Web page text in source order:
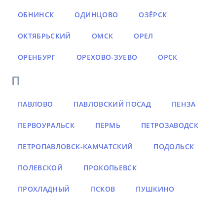
ОБНИНСК ОДИНЦОВО ОЗЁРСК
ОКТЯБРЬСКИЙ ОМСК ОРЕЛ
ОРЕНБУРГ ОРЕХОВО-ЗУЕВО ОРСК
П
ПАВЛОВО ПАВЛОВСКИЙ ПОСАД ПЕНЗА
ПЕРВОУРАЛЬСК ПЕРМЬ ПЕТРОЗАВОДСК
ПЕТРОПАВЛОВСК-КАМЧАТСКИЙ ПОДОЛЬСК
ПОЛЕВСКОЙ ПРОКОПЬЕВСК
ПРОХЛАДНЫЙ ПСКОВ ПУШКИНО